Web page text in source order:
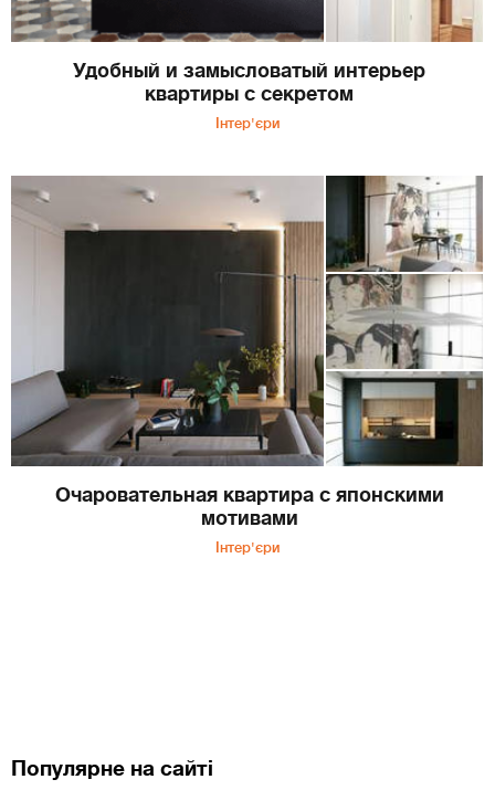
Удобный и замысловатый интерьер
квартиры с секретом
Інтер'єри
Очаровательная квартира с японскими
мотивами
Інтер'єри
Популярне на сайті